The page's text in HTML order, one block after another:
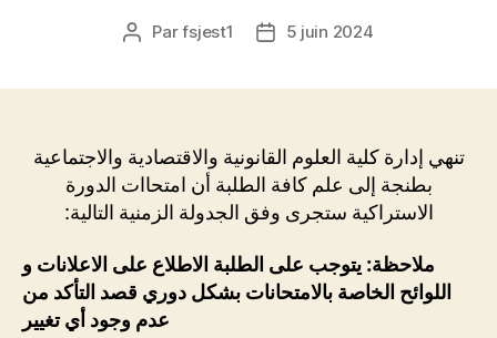
Auteur
Parfsjest1
Date5 juin 2024
تنهي إدارة كلية العلوم القانونية والاقتصادية والاجتماعية
بطنجة إلى علم كافة الطلبة أن امتحاات الدورة
الاستراكية ستجرى وفق الجدولة الزمنية التالية:
ملاحظة: يتوجب على الطلبة الاطلاع على الاعلانات و
اللوائح الخاصة بالامتحانات بشكل دوري قصد التأكد من
عدم وجود أي تغيير